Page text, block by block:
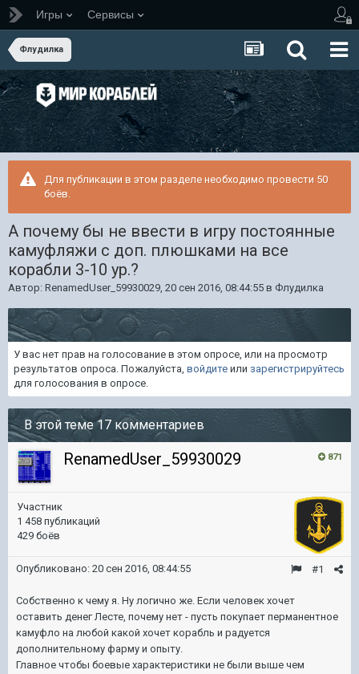
Игры Сервисы
Флудилка
Для публикации в этом разделе необходимо провести 50
боёв.
А почему бы не ввести в игру постоянные
камуфляжи с доп. плюшками на все
корабли 3-10 ур.?
Автор: RenamedUser_59930029, 20 сен 2016, 08:44:55 в Флудилка
У вас нет прав на голосование в этом опросе, или на просмотр
результатов опроса. Пожалуйста, войдите или зарегистрируйтесь
для голосования в опросе.
В этой теме 17 комментариев
871
RenamedUser_59930029
Участник
1 458 публикаций
429 боёв
#1
Опубликовано: 20 сен 2016, 08:44:55
Собственно к чему я. Ну логично же. Если человек хочет
оставить денег Лесте, почему нет - пусть покупает перманентное
камуфло на любой какой хочет корабль и радуется
дополнительному фарму и опыту.
Главное чтобы боевые характеристики не были выше чем